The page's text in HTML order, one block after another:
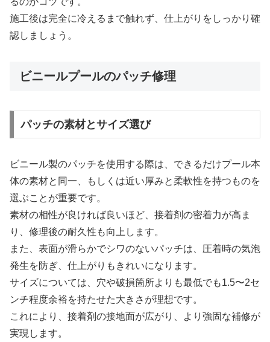
施工後は完全に冷えるまで触れず、仕上がりをしっかり確
認しましょう。
ビニールプールのパッチ修理
パッチの素材とサイズ選び
ビニール製のパッチを使用する際は、できるだけプール本
体の素材と同一、もしくは近い厚みと柔軟性を持つものを
選ぶことが重要です。
素材の相性が良ければ良いほど、接着剤の密着力が高ま
り、修理後の耐久性も向上します。
また、表面が滑らかでシワのないパッチは、圧着時の気泡
発生を防ぎ、仕上がりもきれいになります。
サイズについては、穴や破損箇所よりも最低でも1.5〜2セ
ンチ程度余裕を持たせた大きさが理想です。
これにより、接着剤の接地面が広がり、より強固な補修が
実現します。